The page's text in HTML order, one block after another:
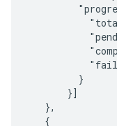
         }
       }]
   },
   {